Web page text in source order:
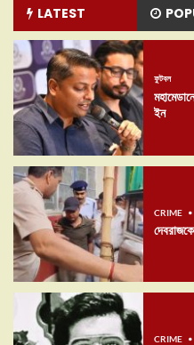
LATEST
ফুটবল
ইন
CRIME
CRIME